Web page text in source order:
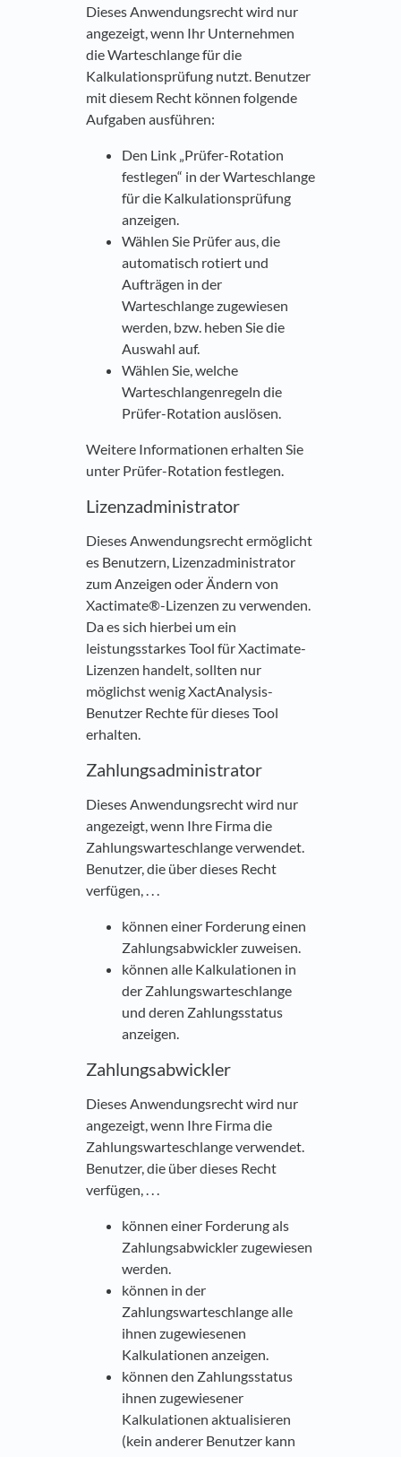
Dieses Anwendungsrecht wird nur
angezeigt, wenn Ihr Unternehmen
die Warteschlange für die
Kalkulationsprüfung nutzt. Benutzer
mit diesem Recht können folgende
Aufgaben ausführen:
Den Link „Prüfer-Rotation
festlegen“ in der Warteschlange
für die Kalkulationsprüfung
anzeigen.
Wählen Sie Prüfer aus, die
automatisch rotiert und
Aufträgen in der
Warteschlange zugewiesen
werden, bzw. heben Sie die
Auswahl auf.
Wählen Sie, welche
Warteschlangenregeln die
Prüfer-Rotation auslösen.
Weitere Informationen erhalten Sie
unter Prüfer-Rotation festlegen.
Lizenzadministrator
Dieses Anwendungsrecht ermöglicht
es Benutzern, Lizenzadministrator
zum Anzeigen oder Ändern von
Xactimate®-Lizenzen zu verwenden.
Da es sich hierbei um ein
leistungsstarkes Tool für Xactimate-
Lizenzen handelt, sollten nur
möglichst wenig XactAnalysis-
Benutzer Rechte für dieses Tool
erhalten.
Zahlungsadministrator
Dieses Anwendungsrecht wird nur
angezeigt, wenn Ihre Firma die
Zahlungswarteschlange verwendet.
Benutzer, die über dieses Recht
verfügen, . . .
können einer Forderung einen
Zahlungsabwickler zuweisen.
können alle Kalkulationen in
der Zahlungswarteschlange
und deren Zahlungsstatus
anzeigen.
Zahlungsabwickler
Dieses Anwendungsrecht wird nur
angezeigt, wenn Ihre Firma die
Zahlungswarteschlange verwendet.
Benutzer, die über dieses Recht
verfügen, . . .
können einer Forderung als
Zahlungsabwickler zugewiesen
werden.
können in der
Zahlungswarteschlange alle
ihnen zugewiesenen
Kalkulationen anzeigen.
können den Zahlungsstatus
ihnen zugewiesener
Kalkulationen aktualisieren
(kein anderer Benutzer kann